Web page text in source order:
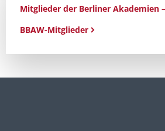
Mitglieder der Berliner Akademien
BBAW-Mitglieder